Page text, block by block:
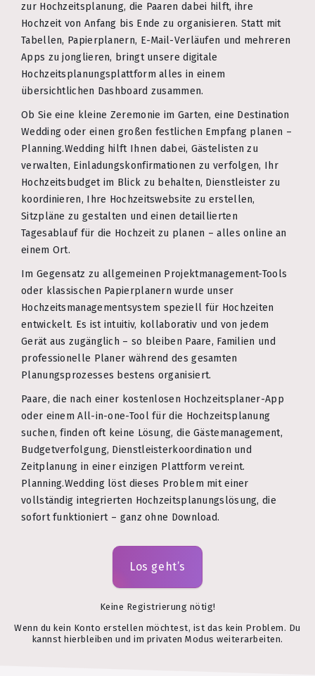
zur Hochzeitsplanung, die Paaren dabei hilft, ihre
Hochzeit von Anfang bis Ende zu organisieren. Statt mit
Tabellen, Papierplanern, E-Mail-Verläufen und mehreren
Apps zu jonglieren, bringt unsere digitale
Hochzeitsplanungsplattform alles in einem
übersichtlichen Dashboard zusammen.
Ob Sie eine kleine Zeremonie im Garten, eine Destination
Wedding oder einen großen festlichen Empfang planen –
Planning.Wedding hilft Ihnen dabei, Gästelisten zu
verwalten, Einladungskonfirmationen zu verfolgen, Ihr
Hochzeitsbudget im Blick zu behalten, Dienstleister zu
koordinieren, Ihre Hochzeitswebsite zu erstellen,
Sitzpläne zu gestalten und einen detaillierten
Tagesablauf für die Hochzeit zu planen – alles online an
einem Ort.
Im Gegensatz zu allgemeinen Projektmanagement-Tools
oder klassischen Papierplanern wurde unser
Hochzeitsmanagementsystem speziell für Hochzeiten
entwickelt. Es ist intuitiv, kollaborativ und von jedem
Gerät aus zugänglich – so bleiben Paare, Familien und
professionelle Planer während des gesamten
Planungsprozesses bestens organisiert.
Paare, die nach einer kostenlosen Hochzeitsplaner-App
oder einem All-in-one-Tool für die Hochzeitsplanung
suchen, finden oft keine Lösung, die Gästemanagement,
Budgetverfolgung, Dienstleisterkoordination und
Zeitplanung in einer einzigen Plattform vereint.
Planning.Wedding löst dieses Problem mit einer
vollständig integrierten Hochzeitsplanungslösung, die
sofort funktioniert – ganz ohne Download.
Los geht’s
Keine Registrierung nötig!
Wenn du kein Konto erstellen möchtest, ist das kein Problem. Du
kannst hierbleiben und im privaten Modus weiterarbeiten.